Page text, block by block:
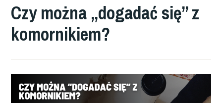
Czy można „dogadać się” z
komornikiem?